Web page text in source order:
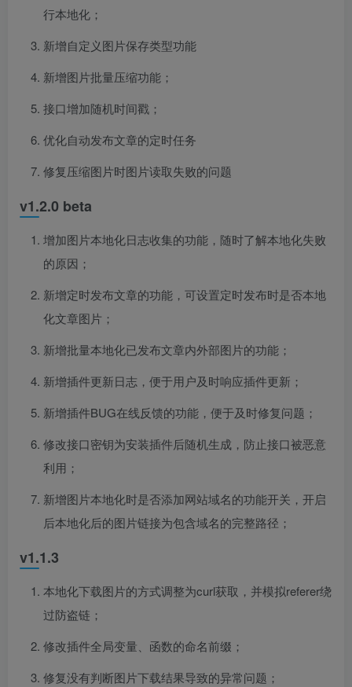
行本地化；
新增自定义图片保存类型功能
新增图片批量压缩功能；
接口增加随机时间戳；
优化自动发布文章的定时任务
修复压缩图片时图片读取失败的问题
v1.2.0 beta
增加图片本地化日志收集的功能，随时了解本地化失败
的原因；
新增定时发布文章的功能，可设置定时发布时是否本地
化文章图片；
新增批量本地化已发布文章内外部图片的功能；
新增插件更新日志，便于用户及时响应插件更新；
新增插件BUG在线反馈的功能，便于及时修复问题；
修改接口密钥为安装插件后随机生成，防止接口被恶意
利用；
新增图片本地化时是否添加网站域名的功能开关，开启
后本地化后的图片链接为包含域名的完整路径；
v1.1.3
本地化下载图片的方式调整为curl获取，并模拟referer绕
过防盗链；
修改插件全局变量、函数的命名前缀；
修复没有判断图片下载结果导致的异常问题；